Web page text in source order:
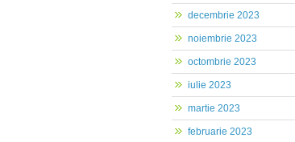
decembrie 2023
noiembrie 2023
octombrie 2023
iulie 2023
martie 2023
februarie 2023